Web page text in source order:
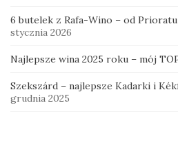
6 butelek z Rafa-Wino – od
stycznia 2026
Najlepsze wina 2025 roku – mój
Szekszárd – najlepsze Kadarki i
grudnia 2025